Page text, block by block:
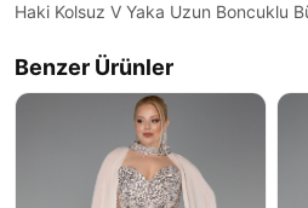
Haki Kolsuz V Yaka Uzun Boncuklu
Benzer Ürünler